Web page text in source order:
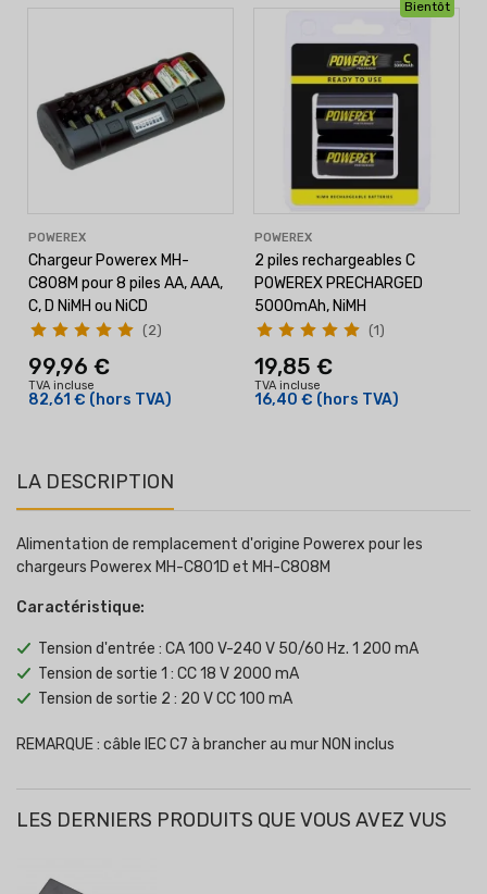
POWEREX
Chargeur Powerex MH-
C808M pour 8 piles AA, AAA,
C, D NiMH ou NiCD
99,96 €
TVA incluse
82,61 € (hors TVA)
(2)
Bientôt
POWEREX
2 piles rechargeables C
POWEREX PRECHARGED
5000mAh, NiMH
19,85 €
TVA incluse
16,40 € (hors TVA)
(1)
LA DESCRIPTION
Alimentation de remplacement d'origine Powerex pour les
chargeurs Powerex MH-C801D et MH-C808M
Caractéristique:
Tension d'entrée : CA 100 V-240 V 50/60 Hz. 1 200 mA
Tension de sortie 1 : CC 18 V 2000 mA
Tension de sortie 2 : 20 V CC 100 mA
REMARQUE : câble IEC C7 à brancher au mur NON inclus
LES DERNIERS PRODUITS QUE VOUS AVEZ VUS